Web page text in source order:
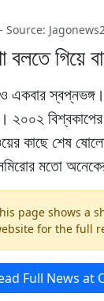
- Source:
বলতে গিয়ে
স্বপ্নভঙ্গ।
২০০২
কাছে শেষ
মতো
page shows a
for the full
Full News at